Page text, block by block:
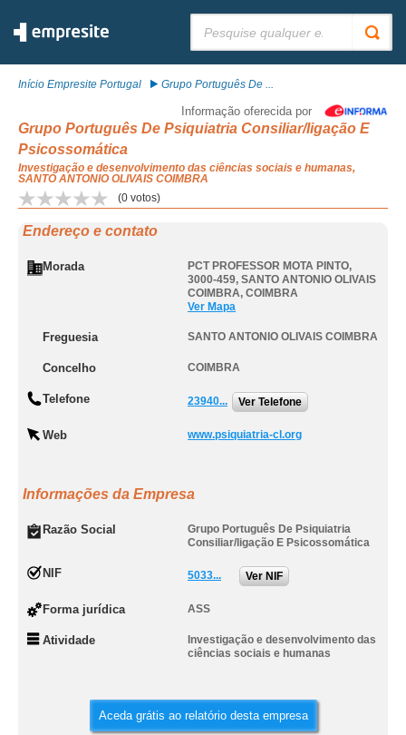
Início Empresite Portugal Grupo Português De ...
Informação oferecida por
Grupo Português De Psiquiatria Consiliar/ligação E
Psicossomática
Investigação e desenvolvimento das ciências sociais e humanas,
SANTO ANTONIO OLIVAIS COIMBRA
(0 votos)
Endereço e contato
Morada
PCT PROFESSOR MOTA PINTO,
3000-459, SANTO ANTONIO OLIVAIS
COIMBRA, COIMBRA
Ver Mapa
Freguesia SANTO ANTONIO OLIVAIS COIMBRA
Concelho COIMBRA
Telefone 23940... Ver Telefone
Web www.psiquiatria-cl.org
Informações da Empresa
Razão Social
Grupo Português De Psiquiatria
Consiliar/ligação E Psicossomática
NIF 5033... Ver NIF
Forma jurídica ASS
Atividade
Investigação e desenvolvimento das
ciências sociais e humanas
Aceda grátis ao relatório desta empresa